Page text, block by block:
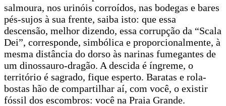
salmoura, nos urinóis corroídos, nas bodegas e bares
pés-sujos à sua frente, saiba isto: que essa
descensão, melhor dizendo, essa corrupção da “Scala
Dei”, corresponde, simbólica e proporcionalmente, à
mesma distância do dorso às narinas fumegantes de
um dinossauro-dragão. A descida é íngreme, o
território é sagrado, fique esperto. Baratas e rola-
bostas hão de compartilhar aí, com você, o existir
fóssil dos escombros: você na Praia Grande.